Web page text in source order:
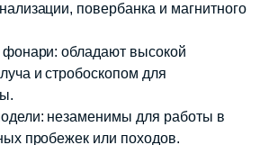
повербанка и магнитного
фонари: обладают высокой
и стробоскопом для
незаменимы для работы в
пробежек или походов.